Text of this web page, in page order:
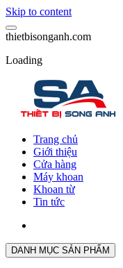
Skip to content
thietbisonganh.com
Loading
Trang chủ
Giới thiệu
Cửa hàng
Máy khoan
Khoan từ
Tin tức
DANH MỤC SẢN PHẨM